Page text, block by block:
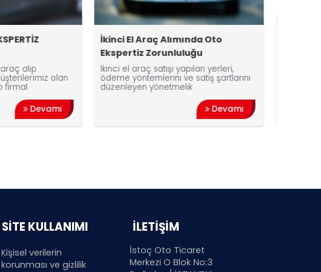
İkinci El Araç Alımında Oto
Ekspertiz Zorunluluğu
İkinci el araç satışı yapılan yerleri,
ödeme yöntemlerini ve satış şartlarını
düzenleyen yönetmelik
Oto Ekspertiz Fiyatları
Oto ekspertiz hizmeti farklı
opsiyonlarda yapılan
4x4 bir araca yapılan işlemle d
SİTE KULLANIMI
Kişisel verilerin
korunması ve gizlilik
İLETİŞİM
İstoç Oto Ticaret
Merkezi O Blok No:3